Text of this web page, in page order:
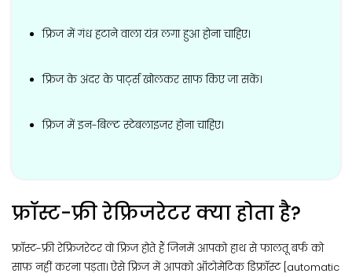
फ्रिज में गंध हटाने वाला यंत्र लगा हुआ होना चाहिए।
फ्रिज के अंदर के पार्ट्स खोलकर साफ किए जा सकें।
फ्रिज में इन-बिल्ट स्टेबलाइजर होना चाहिए।
फ्रॉस्ट-फ्री रेफ्रिजरेटर क्या होता है?
फ्रॉस्ट-फ्री रेफ्रिजरेटर वो फ्रिज होते हैं जिनमें आपको हाथ से फालतू बर्फ को
साफ़ नहीं करना पड़ता। ऐसे फ्रिज में आपको ऑटोमेटिक डिफ्रॉस्ट [automatic